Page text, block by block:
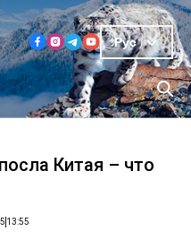
Рус
Китая – что
13:55